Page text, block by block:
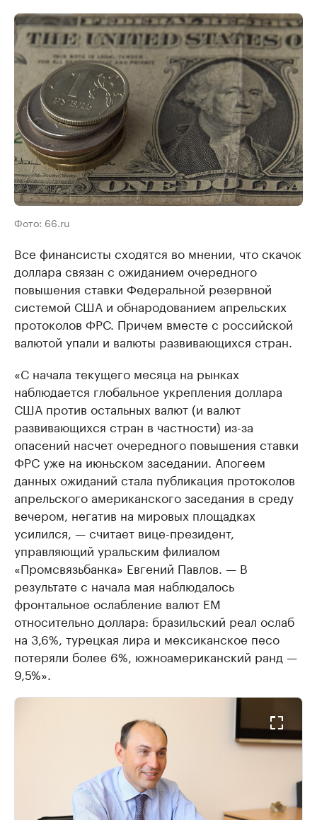
Фото: 66.ru
Все финансисты сходятся во мнении, что скачок
доллара связан с ожиданием очередного
повышения ставки Федеральной резервной
системой США и обнародованием апрельских
протоколов ФРС. Причем вместе с российской
валютой упали и валюты развивающихся стран.
«С начала текущего месяца на рынках
наблюдается глобальное укрепления доллара
США против остальных валют (и валют
развивающихся стран в частности) из-за
опасений насчет очередного повышения ставки
ФРС уже на июньском заседании. Апогеем
данных ожиданий стала публикация протоколов
апрельского американского заседания в среду
вечером, негатив на мировых площадках
усилился, — считает вице-президент,
управляющий уральским филиалом
«Промсвязьбанка» Евгений Павлов. — В
результате с начала мая наблюдалось
фронтальное ослабление валют ЕМ
относительно доллара: бразильский реал ослаб
на 3,6%, турецкая лира и мексиканское песо
потеряли более 6%, южноамериканский ранд —
9,5%».